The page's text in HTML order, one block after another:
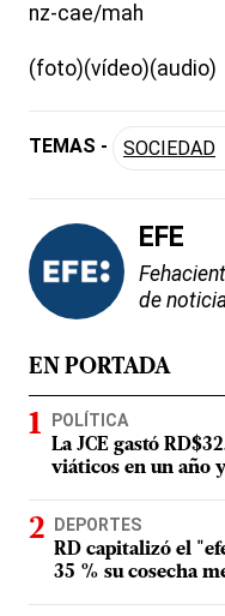
nz-cae/mah
(foto)(vídeo)(audio)
TEMAS - SOCIEDAD
EFE
de
EN PORTADA
POLÍTICA
La JCE gastó
viáticos en un año
DEPORTES
RD capitalizó el
35 % su cosecha